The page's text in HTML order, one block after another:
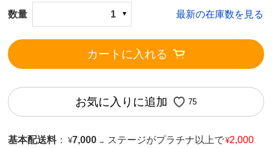
数量 1 最新の在庫数を見る
カートに入れる
お気に入りに追加 75
基本配送料 ： ¥7,000 → ステージがプラチナ以上で¥2,000